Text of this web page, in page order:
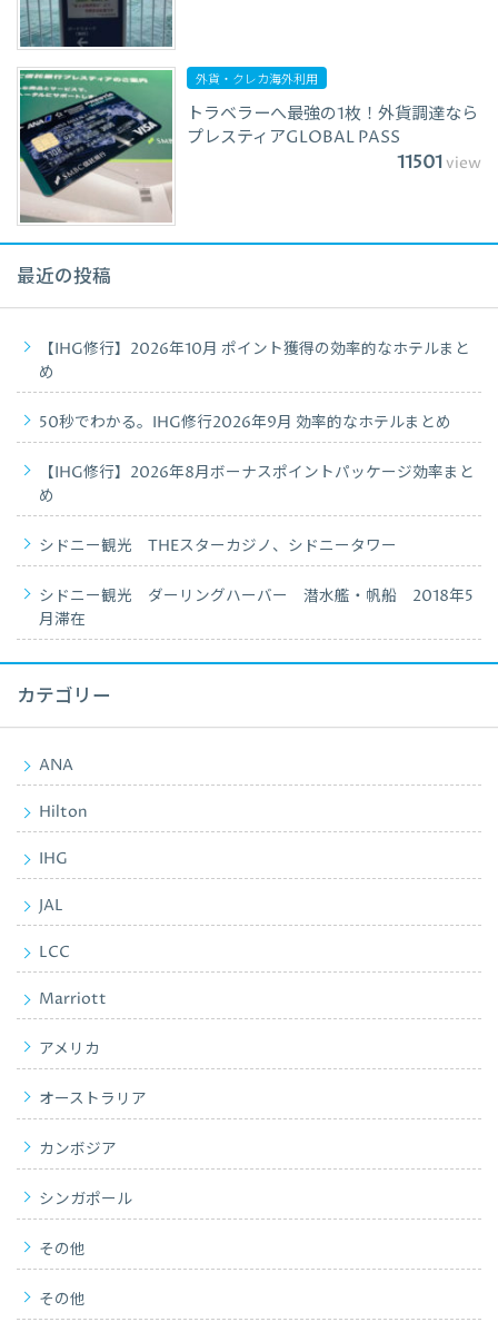
外貨・クレカ海外利用
トラベラーへ最強の1枚！外貨調達なら
プレスティアGLOBAL PASS
11501view
最近の投稿
【IHG修行】2026年10月 ポイント獲得の効率的なホテルまと
め
50秒でわかる。IHG修行2026年9月 効率的なホテルまとめ
【IHG修行】2026年8月ボーナスポイントパッケージ効率まと
め
シドニー観光 THEスターカジノ、シドニータワー
シドニー観光 ダーリングハーバー 潜水艦・帆船 2018年5
月滞在
カテゴリー
ANA
Hilton
IHG
JAL
LCC
Marriott
アメリカ
オーストラリア
カンボジア
シンガポール
その他
その他